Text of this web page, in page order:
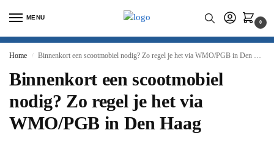
MENU
0
Home / Binnenkort een scootmobiel nodig? Zo regel je het via WMO/PGB in Den Haag
Binnenkort een scootmobiel
nodig? Zo regel je het via
WMO/PGB in Den Haag